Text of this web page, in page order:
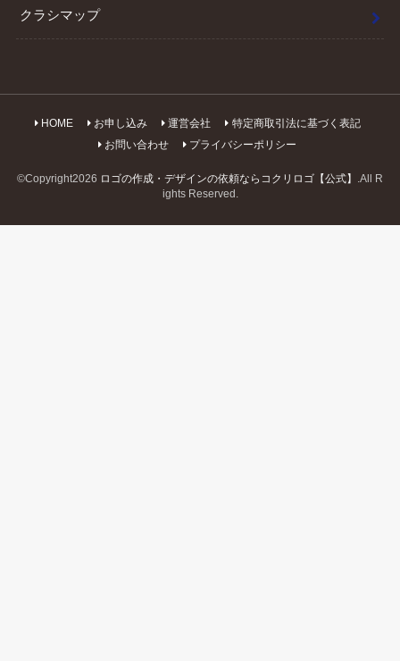
クラシマップ
HOME お申し込み 運営会社
特定商取引法に基づく表記
お問い合わせ
プライバシーポリシー
©Copyright2026 ロゴの作成・デザインの依頼ならコクリロゴ【公式】
.All R
ights Reserved.